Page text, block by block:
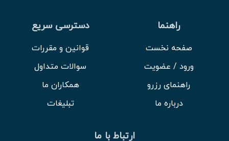
راهنما
صفحه نخست
ورود / عضویت
راهنمای رزرو
درباره ما
دسترسی سریع
قوانین و مقررات
سوالات متداول
همکاران ما
تبلیغات
ارتباط با ما